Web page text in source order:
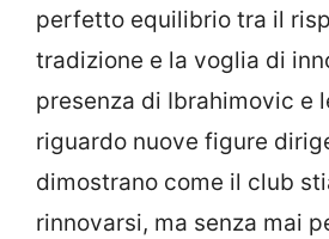
perfetto equilibrio tra il
tradizione e la voglia di
presenza di Ibrahimovic e
riguardo nuove figure
dimostrano come il club
rinnovarsi, ma senza mai